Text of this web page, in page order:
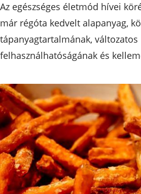
Az egészséges életmód hívei
már régóta kedvelt alapanyag,
tápanyagtartalmának, változatos
felhasználhatóságának és